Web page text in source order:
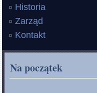
Historia
Zarząd
Kontakt
Na początek